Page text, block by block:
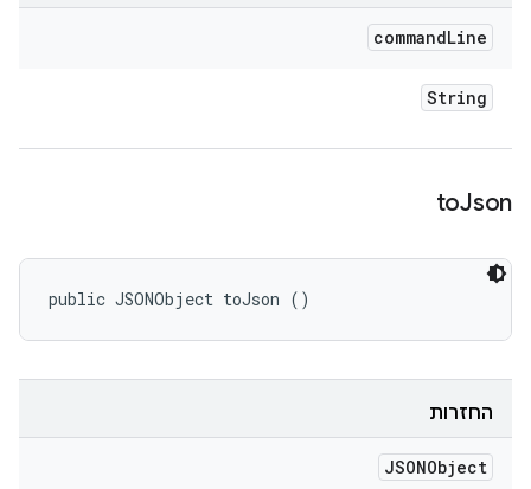
commandLine
String
toJson
public JSONObject toJson ()
החזרות
JSONObject